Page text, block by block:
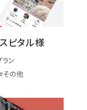
ピタル様
ン
その他